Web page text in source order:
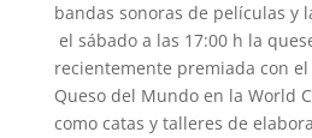
bandas sonoras de películas y
el sábado a las 17:00 h la
recientemente premiada con
Queso del Mundo en la World
como catas y talleres de